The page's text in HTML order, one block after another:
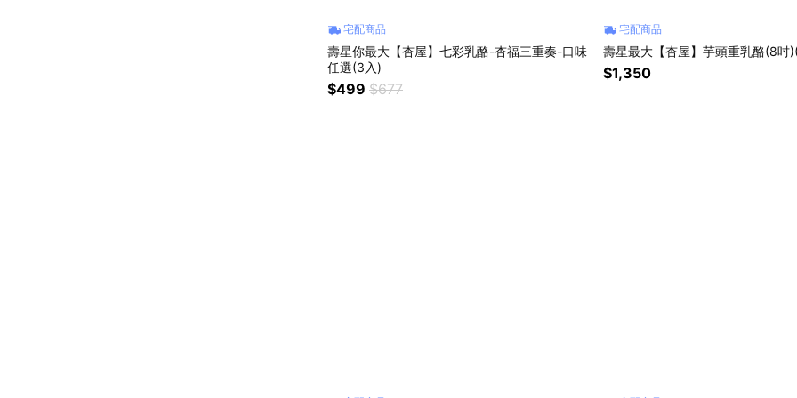
宅配商品
壽星你最大【杏屋】七彩乳酪-杏福三重奏-口味
任選(3入)
$499 $677
宅配商品
壽星最大【杏屋】芋頭重乳酪(8吋
$1,350